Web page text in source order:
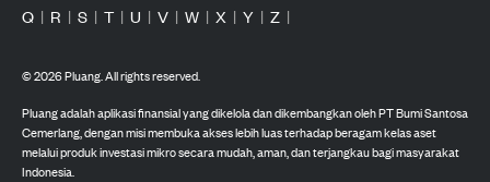
Q | R | S | T | U | V | W | X | Y | Z |
©2026Pluang. All rights reserved.
Pluang adalah aplikasi finansial yang dikelola dan dikembangkan oleh PT Bumi Santosa
Cemerlang, dengan misi membuka akses lebih luas terhadap beragam kelas aset
melalui produk investasi mikro secara mudah, aman, dan terjangkau bagi masyarakat
Indonesia.